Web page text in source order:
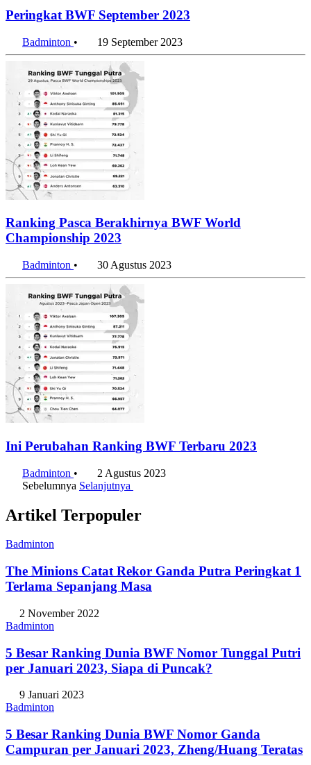
Peringkat BWF September 2023
Badminton • 19 September 2023
Ranking Pasca Berakhirnya BWF World
Championship 2023
Badminton • 30 Agustus 2023
Ini Perubahan Ranking BWF Terbaru 2023
Badminton •
2 Agustus 2023
Sebelumnya Selanjutnya
Artikel Terpopuler
Badminton
The Minions Catat Rekor Ganda Putra Peringkat 1
Terlama Sepanjang Masa
2 November 2022
Badminton
5 Besar Ranking Dunia BWF Nomor Tunggal Putri
per Januari 2023, Siapa di Puncak?
9 Januari 2023
Badminton
5 Besar Ranking Dunia BWF Nomor Ganda
Campuran per Januari 2023, Zheng/Huang Teratas